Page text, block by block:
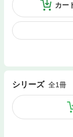
カー
シリーズ 全1冊